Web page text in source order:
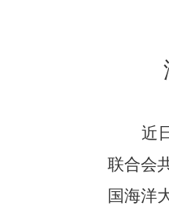
近
联合会
国海洋